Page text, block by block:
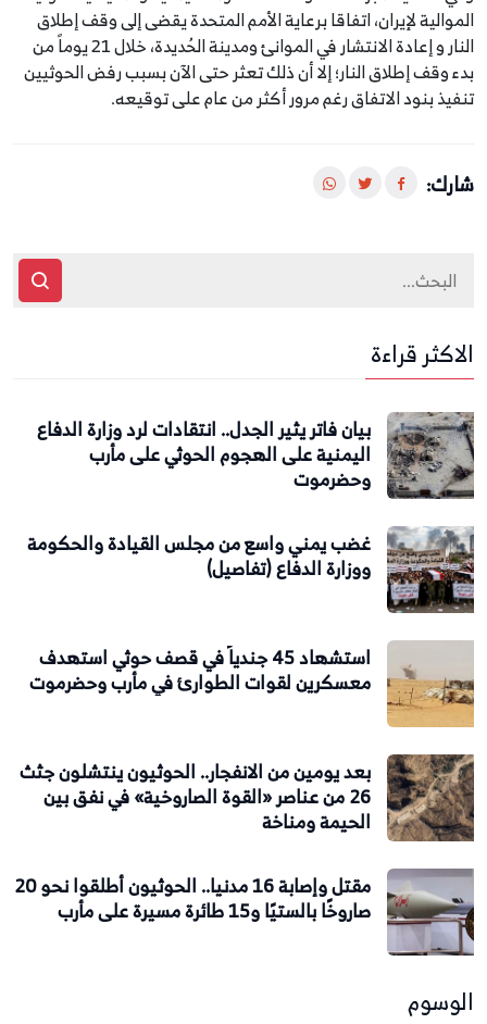
الموالية لإيران، اتفاقا برعاية الأمم المتحدة يقضى إلى وقف إطلاق
النار و إعادة الانتشار في الموانئ ومدينة الحُديدة، خلال 21 يوماً من
بدء وقف إطلاق النار؛ إلا أن ذلك تعثر حتى الآن بسبب رفض الحوثيين
تنفيذ بنود الاتفاق رغم مرور أكثر من عام على توقيعه.
شارك:
الاكثر قراءة
بيان فاتر يثير الجدل.. انتقادات لرد وزارة الدفاع
اليمنية على الهجوم الحوثي على مأرب
وحضرموت
غضب يمني واسع من مجلس القيادة والحكومة
ووزارة الدفاع (تفاصيل)
استشهاد 45 جندياً في قصف حوثي استهدف
معسكرين لقوات الطوارئ في مأرب وحضرموت
بعد يومين من الانفجار.. الحوثيون ينتشلون جثث
26 من عناصر «القوة الصاروخية» في نفق بين
الحيمة ومناخة
مقتل وإصابة 16 مدنيا.. الحوثيون أطلقوا نحو 20
صاروخًا بالستيًا و15 طائرة مسيرة على مأرب
الوسوم